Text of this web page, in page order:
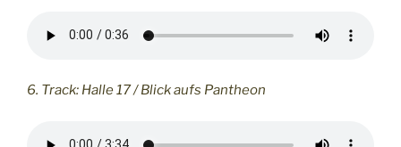
6. Track: Halle 17 / Blick aufs Pantheon